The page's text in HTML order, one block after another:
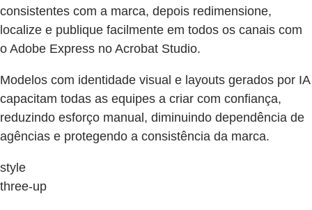
consistentes com a marca, depois redimensione,
localize e publique facilmente em todos os canais com
o Adobe Express no Acrobat Studio.
Modelos com identidade visual e layouts gerados por IA
capacitam todas as equipes a criar com confiança,
reduzindo esforço manual, diminuindo dependência de
agências e protegendo a consistência da marca.
style
three-up